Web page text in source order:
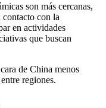
son más cercanas,
contacto con la
en actividades
que buscan
de China menos
regiones.